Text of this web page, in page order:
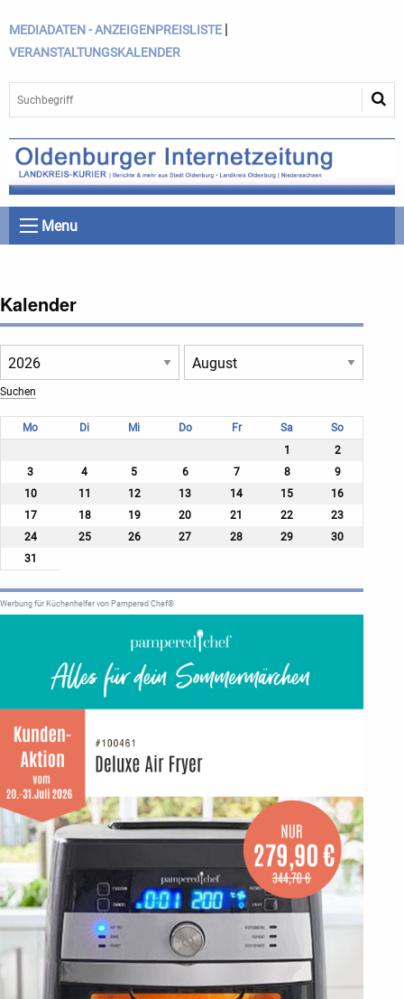
MEDIADATEN - ANZEIGENPREISLISTE |
VERANSTALTUNGSKALENDER
Menu
Kalender
Mo Di Mi Do Fr Sa
So
1
2
3
4 5 6 7 8
9
10
11 12 13 14 15
16
17
18 19 20 21 22
23
24
25 26 27 28 29
30
31
Werbung für Küchenhelfer von Pampered Chef®